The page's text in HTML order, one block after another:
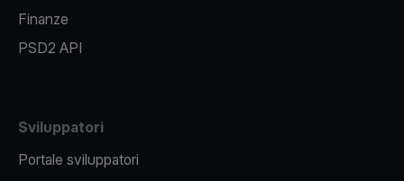
Finanze
PSD2 API
Sviluppatori
Portale sviluppatori